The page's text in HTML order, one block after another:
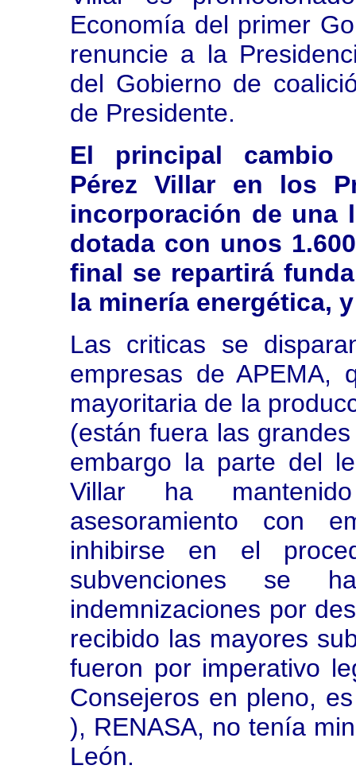
Economía del primer
renuncie a la
del Gobierno de
de Presidente.
El principal cambio
Pérez Villar en los
incorporación de una
dotada con unos
final se repartirá
la minería energética,
Las criticas se
empresas de APEMA,
mayoritaria de la
(están fuera las
embargo la parte del
Villar ha
asesoramiento con
inhibirse en el
subvenciones se
indemnizaciones por
recibido las mayores
fueron por imperativo
Consejeros en pleno,
), RENASA, no tenía
León.